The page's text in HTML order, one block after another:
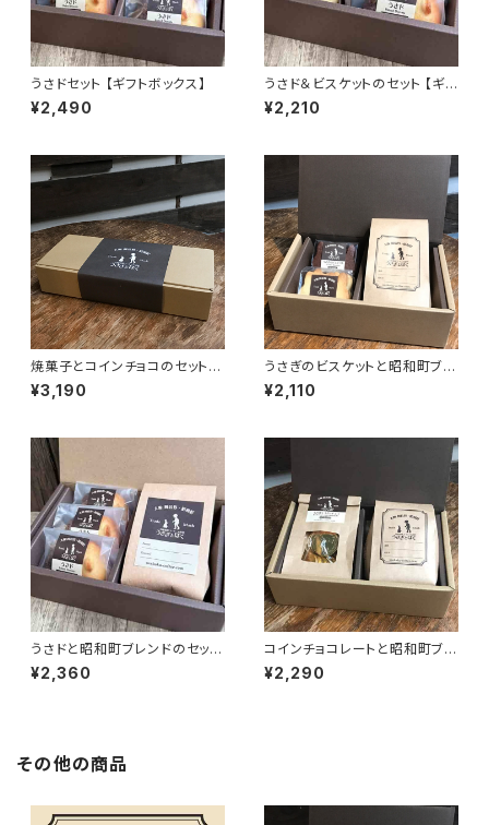
うさドセット 【ギフトボックス】
¥2,490
うさド＆ビスケットのセット 【ギフ
トボックス】
¥2,210
焼菓子とコインチョコのセット
【ギフトボックス】
¥3,190
うさぎのビスケットと昭和町ブレ
ンドのセット 【ギフトボックス】
¥2,110
うさドと昭和町ブレンドのセット
【ギフトボックス】
¥2,360
コインチョコレートと昭和町ブレ
ンドのセット 【ギフトボックス】
¥2,290
その他の商品